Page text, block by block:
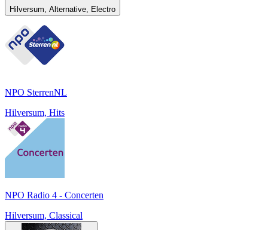
Hilversum, Alternative, Electro
NPO SterrenNL
Hilversum, Hits
NPO Radio 4 - Concerten
Hilversum, Classical